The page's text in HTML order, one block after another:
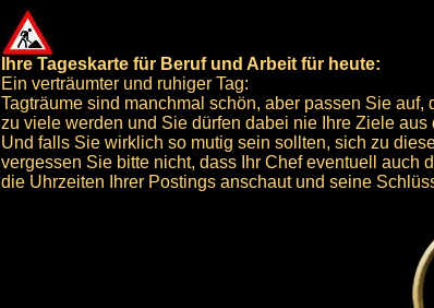
Ihre Tageskarte für Beruf und Arbeit für heute:
Ein verträumter und ruhiger Tag:
Tagträume sind manchmal schön, aber passen Sie
zu viele werden und Sie dürfen dabei nie Ihre Ziele aus
Und falls Sie wirklich so mutig sein sollten, sich zu
vergessen Sie bitte nicht, dass Ihr Chef eventuell auch
die Uhrzeiten Ihrer Postings anschaut und seine